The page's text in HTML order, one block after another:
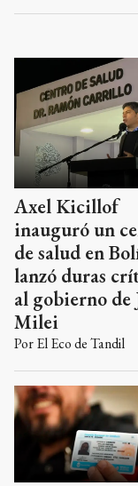
Axel Kicillof
inauguró un
de salud en
lanzó duras
al gobierno de
Milei
PorEl Eco de Tandil